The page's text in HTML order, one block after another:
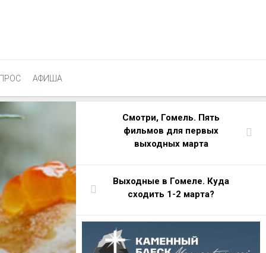
АФИША
Смотри, Гомель. Пять
фильмов для первых
выходных марта
Выходные в Гомеле. Куда
сходить 1-2 марта?